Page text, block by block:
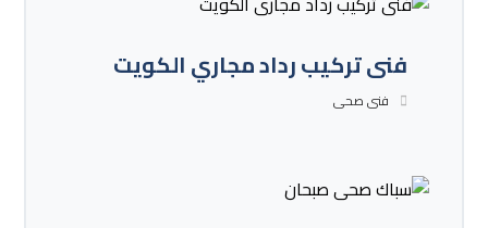
فنى تركيب رداد مجاري الكويت
فنى صحى